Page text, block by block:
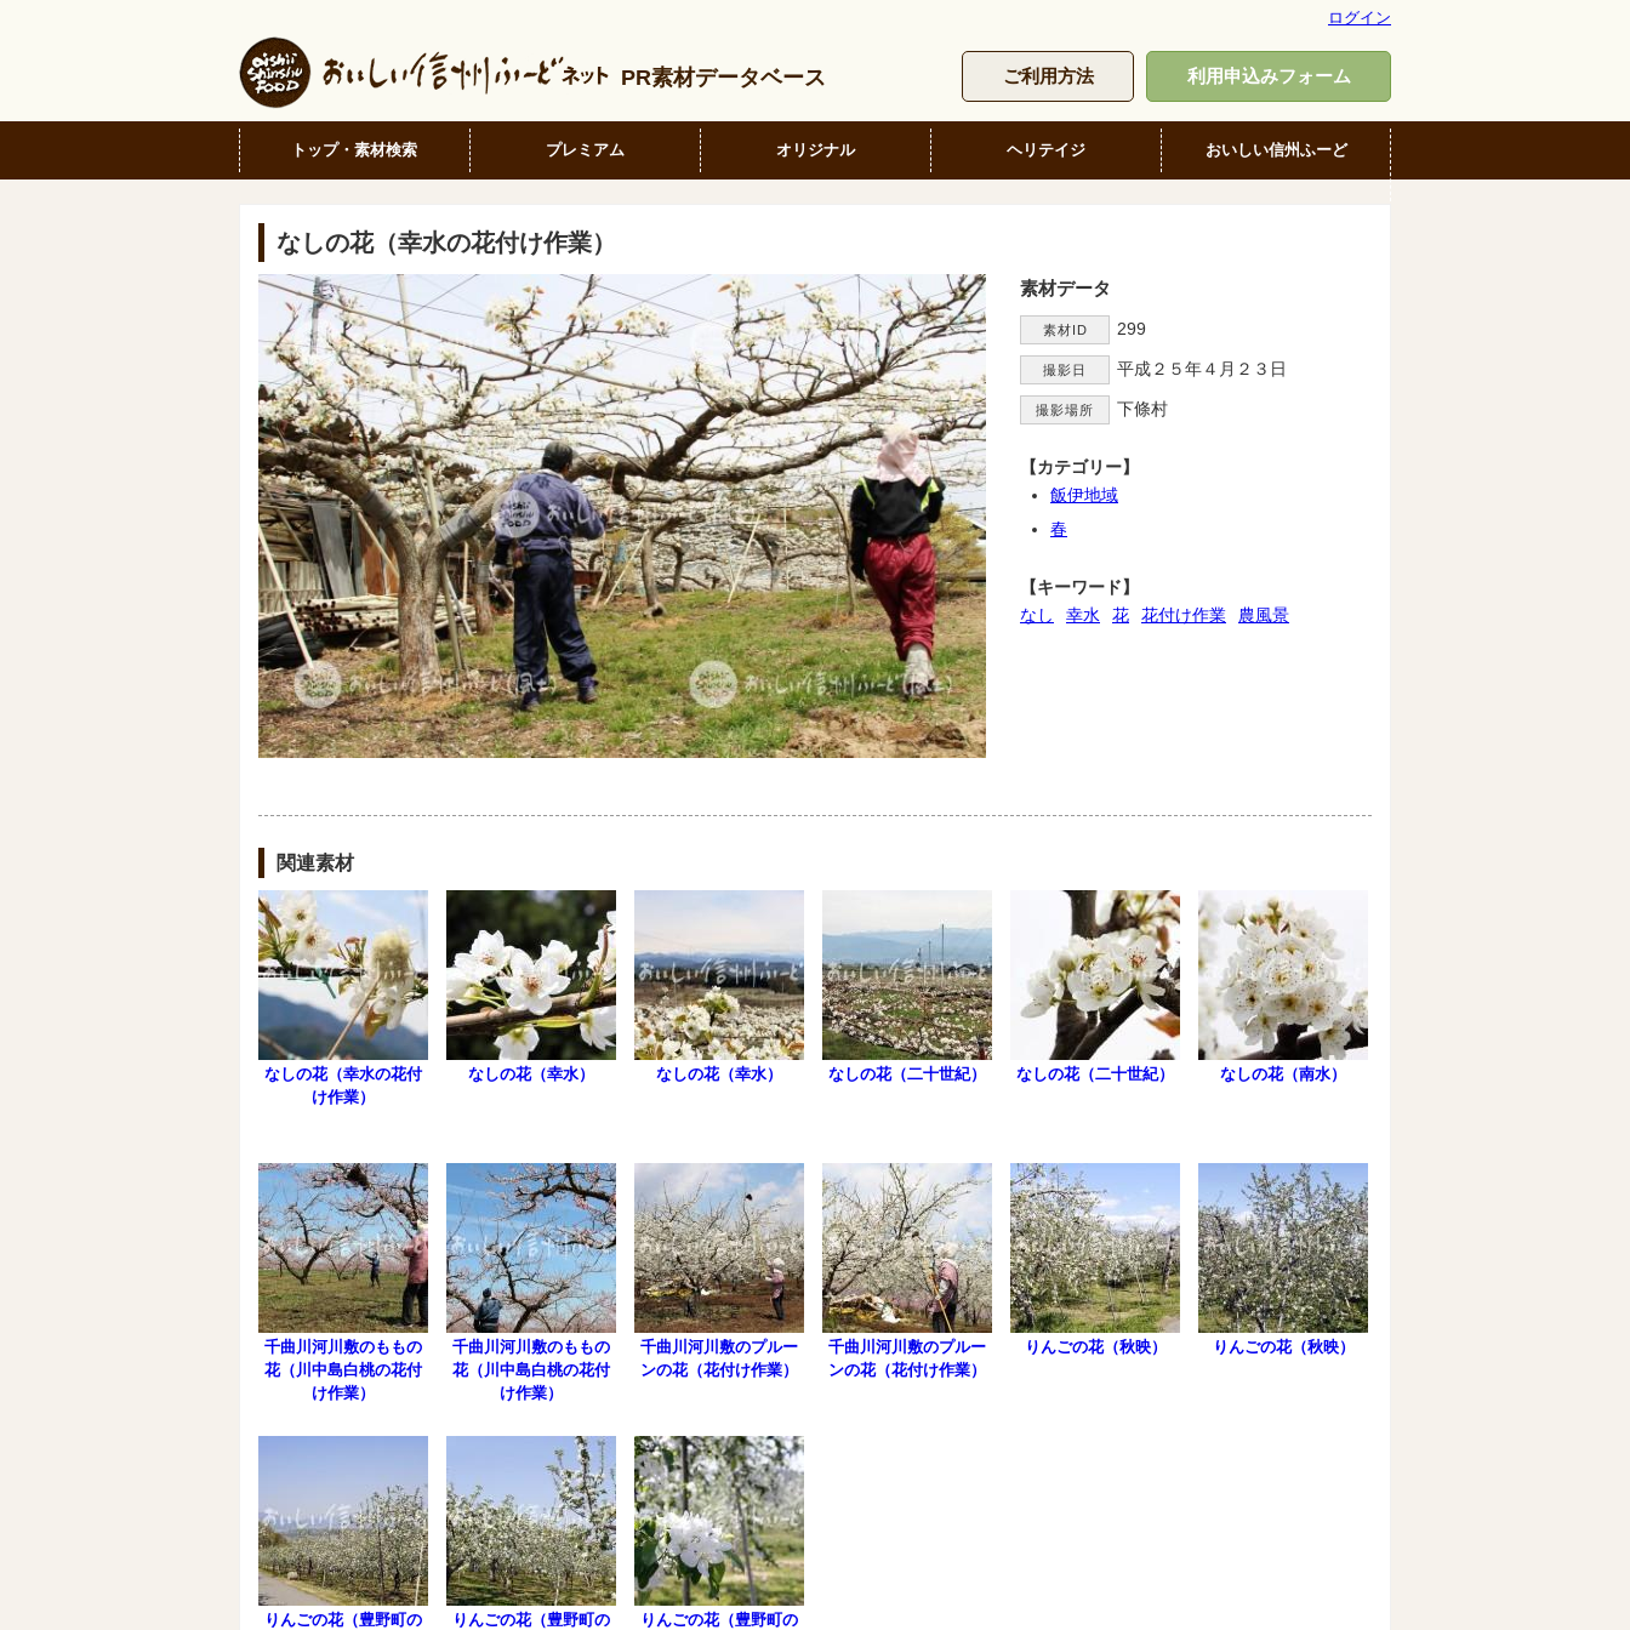
ログイン
PR素材データベース ご利用方法 利用申込みフォーム
トップ・素材検索 プレミアム オリジナル ヘリテイジ おいしい信州ふーど
なしの花（幸水の花付け作業）
素材データ
素材ID 299
撮影日 平成２５年４月２３日
撮影場所 下條村
【カテゴリー】
飯伊地域
春
【キーワード】
なし
幸水 花 花付け作業 農風景
関連素材
なしの花（幸水の花付
け作業）
なしの花（幸水） なしの花（幸水） なしの花（二十世紀） なしの花（二十世紀） なしの花（南水）
千曲川河川敷のももの
花（川中島白桃の花付
け作業）
千曲川河川敷のももの
花（川中島白桃の花付
け作業）
千曲川河川敷のプルー
ンの花（花付け作業）
千曲川河川敷のプルー
ンの花（花付け作業）
りんごの花（秋映） りんごの花（秋映）
りんごの花（豊野町の りんごの花（豊野町の りんごの花（豊野町の